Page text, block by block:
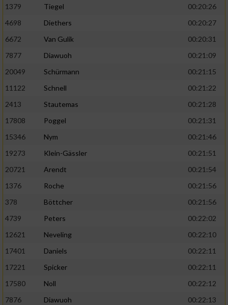
1379
Tiegel
00:20:26
4698
Diethers
00:20:27
6672
Van Gulik
00:20:31
7877
Diawuoh
00:21:09
20049
Schürmann
00:21:15
11122
Schnell
00:21:22
2413
Stautemas
00:21:28
17808
Poggel
00:21:31
15346
Nym
00:21:46
19273
Klein-Gässler
00:21:51
20721
Arendt
00:21:54
1376
Roche
00:21:56
378
Böttcher
00:21:56
4739
Peters
00:22:02
12621
Neveling
00:22:10
17401
Daniels
00:22:11
17221
Spicker
00:22:11
17580
Noll
00:22:12
7876
Diawuoh
00:22:13